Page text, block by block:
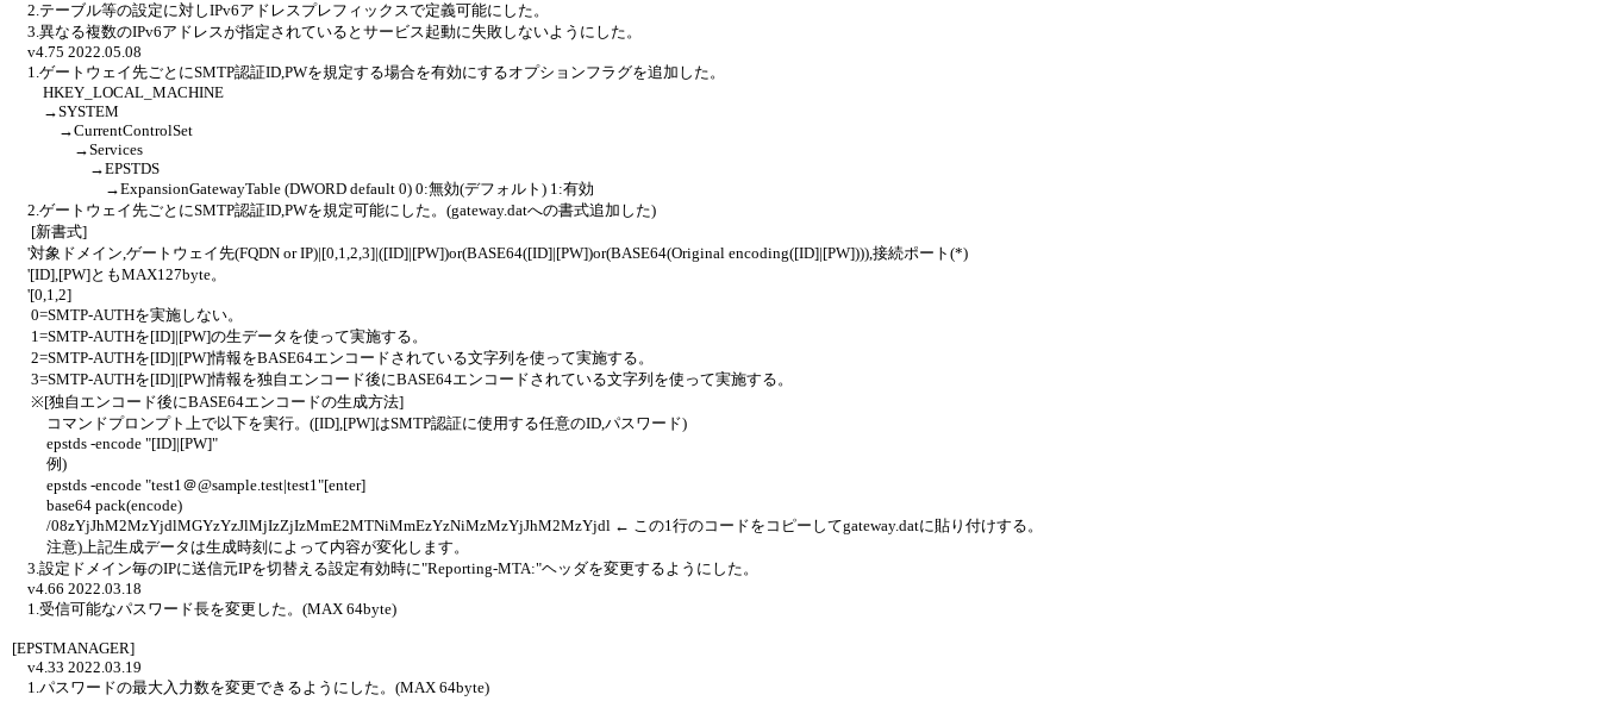
2.テーブル等の設定に対しIPv6アドレスプレフィックスで定義可能にした。
3.異なる複数のIPv6アドレスが指定されているとサービス起動に失敗しないようにした。
v4.75 2022.05.08
1.ゲートウェイ先ごとにSMTP認証ID,PWを規定する場合を有効にするオプションフラグを追加した。
HKEY_LOCAL_MACHINE
→SYSTEM
→CurrentControlSet
→Services
→EPSTDS
→ExpansionGatewayTable (DWORD default 0) 0:無効(デフォルト) 1:有効
2.ゲートウェイ先ごとにSMTP認証ID,PWを規定可能にした。(gateway.datへの書式追加した)
[新書式]
'対象ドメイン,ゲートウェイ先(FQDN or IP)|[0,1,2,3]|([ID]|[PW])or(BASE64([ID]|[PW])or(BASE64(Original encoding([ID]|[PW]))),接続ポート(*)
'[ID],[PW]ともMAX127byte。
'[0,1,2]
0=SMTP-AUTHを実施しない。
1=SMTP-AUTHを[ID]|[PW]の生データを使って実施する。
2=SMTP-AUTHを[ID]|[PW]情報をBASE64エンコードされている文字列を使って実施する。
3=SMTP-AUTHを[ID]|[PW]情報を独自エンコード後にBASE64エンコードされている文字列を使って実施する。
※[独自エンコード後にBASE64エンコードの生成方法]
コマンドプロンプト上で以下を実行。([ID],[PW]はSMTP認証に使用する任意のID,パスワード)
epstds -encode "[ID]|[PW]"
例)
epstds -encode "test1＠@sample.test|test1"[enter]
base64 pack(encode)
/08zYjJhM2MzYjdlMGYzYzJlMjIzZjIzMmE2MTNiMmEzYzNiMzMzYjJhM2MzYjdl ← この1行のコードをコピーしてgateway.datに貼り付けする。
注意)上記生成データは生成時刻によって内容が変化します。
3.設定ドメイン毎のIPに送信元IPを切替える設定有効時に"Reporting-MTA:"ヘッダを変更するようにした。
v4.66 2022.03.18
1.受信可能なパスワード長を変更した。(MAX 64byte)
[EPSTMANAGER]
v4.33 2022.03.19
1.パスワードの最大入力数を変更できるようにした。(MAX 64byte)